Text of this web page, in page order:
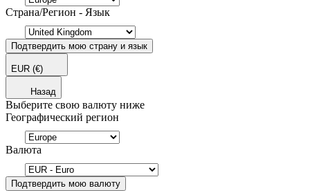
Страна/Регион - Язык
Подтвердить мою страну и язык
EUR (€)
Назад
Выберите свою валюту ниже
Географический регион
Валюта
Подтвердить мою валюту